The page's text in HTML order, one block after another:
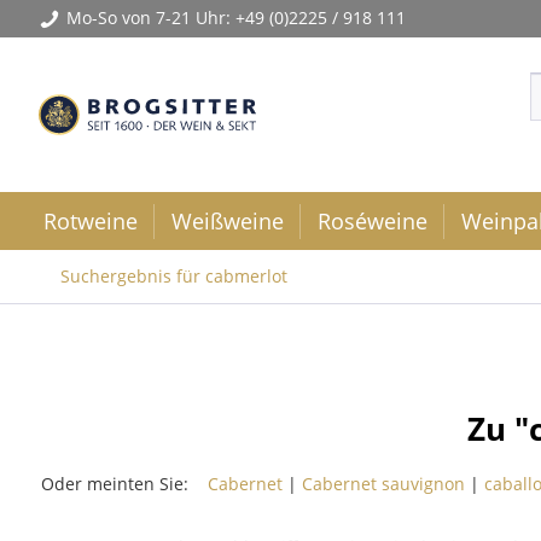
Mo-So von 7-21 Uhr: +49 (0)2225 / 918 111
Rotweine Weißweine Roséweine
Suchergebnis für cabmerlot
Zu
Oder meinten Sie: Cabernet| Cabernet sauvignon |